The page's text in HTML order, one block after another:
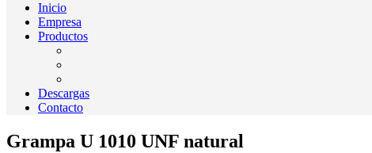
Inicio
Empresa
Productos
Descargas
Contacto
Grampa U 1010 UNF natural